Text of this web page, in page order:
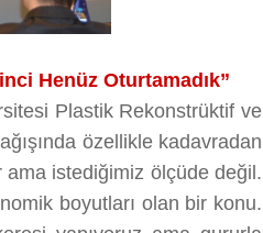
Henüz Oturtamadık”
Plastik Rekonstrüktif ve
özellikle kadavradan
ama istediğimiz ölçüde değil.
boyutları olan bir konu.